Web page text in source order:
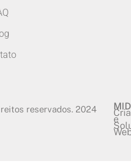
reservados. 2024
e